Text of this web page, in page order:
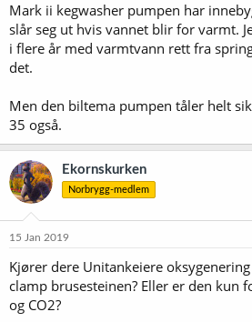
Mark ii kegwasher pumpen har
slår seg ut hvis vannet blir for varmt.
i flere år med varmtvann rett fra
det.
Men den biltema pumpen tåler helt
35 også.
Ekornskurken
Norbrygg-medlem
15 Jan 2019
Kjører dere Unitankeiere
clamp brusesteinen? Eller er den kun
og CO2?